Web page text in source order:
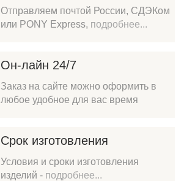
Отправляем почтой России, СДЭКом
или PONY Express, подробнее...
Он-лайн 24/7
Заказ на сайте можно оформить в
любое удобное для вас время
Срок изготовления
Условия и сроки изготовления
изделий - подробнее...